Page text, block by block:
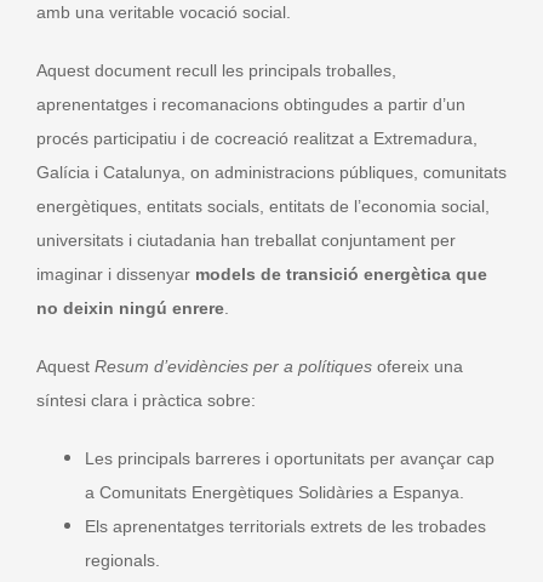
amb una veritable vocació social.
Aquest document recull les principals troballes,
aprenentatges i recomanacions obtingudes a partir d’un
procés participatiu i de cocreació realitzat a Extremadura,
Galícia i Catalunya, on administracions públiques, comunitats
energètiques, entitats socials, entitats de l’economia social,
universitats i ciutadania han treballat conjuntament per
imaginar i dissenyar models de transició energètica que
no deixin ningú enrere
Aquest Resum d’evidències per a polítiques ofereix una
síntesi clara i pràctica sobre:
Les principals barreres i oportunitats per avançar cap
a Comunitats Energètiques Solidàries a Espanya.
Els aprenentatges territorials extrets de les trobades
regionals.